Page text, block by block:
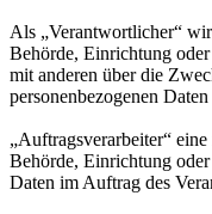
Als „Verantwortlicher“
Behörde, Einrichtung
mit anderen über die
personenbezogenen
„Auftragsverarbeiter“
Behörde, Einrichtung oder
Daten im Auftrag des